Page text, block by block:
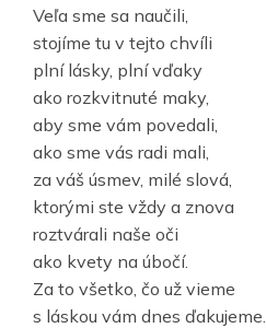
Veľa sme sa naučili,
stojíme tu v tejto chvíli
plní lásky, plní vďaky
ako rozkvitnuté maky,
aby sme vám povedali,
ako sme vás radi mali,
za váš úsmev, milé slová,
ktorými ste vždy a znova
roztvárali naše oči
ako kvety na úbočí.
Za to všetko, čo už vieme
s láskou vám dnes ďakujeme.